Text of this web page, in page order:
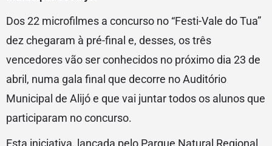
Dos 22 microfilmes a concurso no “Festi-Vale do Tua”
dez chegaram à pré-final e, desses, os três
vencedores vão ser conhecidos no próximo dia 23 de
abril, numa gala final que decorre no Auditório
Municipal de Alijó e que vai juntar todos os alunos que
participaram no concurso.
Esta iniciativa, lançada pelo Parque Natural Regional